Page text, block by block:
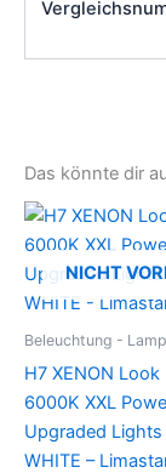
Das könnte dir
NICHT
Beleuchtung -
H7 XENON Look
6000K XXL
Upgraded Lights
WHITE –